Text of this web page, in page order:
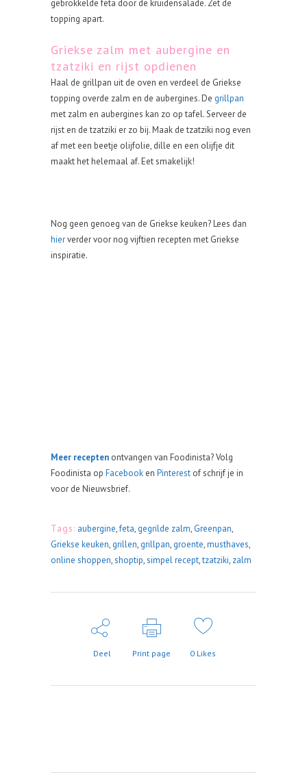
gebrokkelde feta door de kruidensalade. Zet de
topping apart.
Griekse zalm met aubergine en
tzatziki en rijst opdienen
Haal de grillpan uit de oven en verdeel de Griekse
topping overde zalm en de aubergines. De grillpan
met zalm en aubergines kan zo op tafel. Serveer de
rijst en de tzatziki er zo bij. Maak de tzatziki nog even
af met een beetje olijfolie, dille en een olijfje dit
maakt het helemaal af. Eet smakelijk!
Nog geen genoeg van de Griekse keuken? Lees dan
hierverder voor nog vijftien recepten met Griekse
inspiratie.
Meer recepten ontvangen van Foodinista? Volg
Foodinista op Facebook en Pinterest of schrijf je in
voor de Nieuwsbrief.
Tags: aubergine,feta, gegrilde zalm, Greenpan,
Griekse keuken, grillen, grillpan, groente,musthaves,
online shoppen,shoptip,simpel recept,tzatziki, zalm
Deel Print page 0 Likes